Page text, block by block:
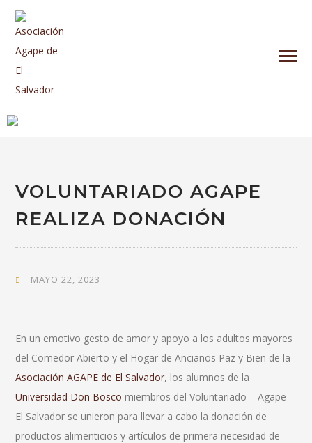
VOLUNTARIADO AGAPE
REALIZA DONACIÓN
MAYO 22, 2023
En un emotivo gesto de amor y apoyo a los adultos mayores
del Comedor Abierto y el Hogar de Ancianos Paz y Bien de la
Asociación AGAPE de El Salvador, los alumnos de la
Universidad Don Bosco miembros del Voluntariado – Agape
El Salvador se unieron para llevar a cabo la donación de
productos alimenticios y artículos de primera necesidad de